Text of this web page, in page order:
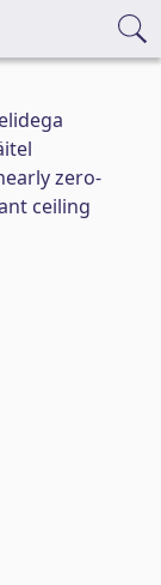
zero-
ceiling